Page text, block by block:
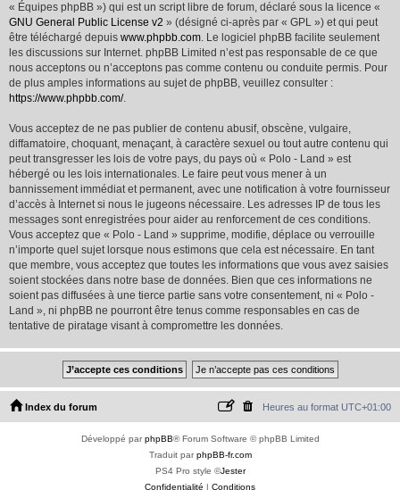
« Équipes phpBB ») qui est un script libre de forum, déclaré sous la licence «
GNU General Public License v2 » (désigné ci-après par « GPL ») et qui peut
être téléchargé depuis www.phpbb.com. Le logiciel phpBB facilite seulement
les discussions sur Internet. phpBB Limited n’est pas responsable de ce que
nous acceptons ou n’acceptons pas comme contenu ou conduite permis. Pour
de plus amples informations au sujet de phpBB, veuillez consulter :
https://www.phpbb.com/.
Vous acceptez de ne pas publier de contenu abusif, obscène, vulgaire,
diffamatoire, choquant, menaçant, à caractère sexuel ou tout autre contenu qui
peut transgresser les lois de votre pays, du pays où « Polo - Land » est
hébergé ou les lois internationales. Le faire peut vous mener à un
bannissement immédiat et permanent, avec une notification à votre fournisseur
d’accès à Internet si nous le jugeons nécessaire. Les adresses IP de tous les
messages sont enregistrées pour aider au renforcement de ces conditions.
Vous acceptez que « Polo - Land » supprime, modifie, déplace ou verrouille
n’importe quel sujet lorsque nous estimons que cela est nécessaire. En tant
que membre, vous acceptez que toutes les informations que vous avez saisies
soient stockées dans notre base de données. Bien que ces informations ne
soient pas diffusées à une tierce partie sans votre consentement, ni « Polo -
Land », ni phpBB ne pourront être tenus comme responsables en cas de
tentative de piratage visant à compromettre les données.
Index du forum Heures au format UTC+01:00
Développé parphpBB® Forum Software © phpBB Limited
Traduit parphpBB-fr.com
PS4 Pro style ©Jester
Confidentialité | Conditions